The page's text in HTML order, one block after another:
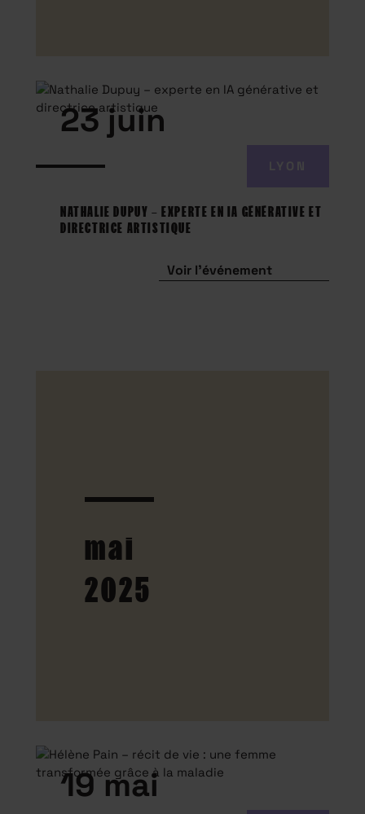
23 juin
NATHALIE DUPUY – EXPERTE EN IA GÉNÉRATIVE ET
DIRECTRICE ARTISTIQUE
Voir l'événement
mai
2025
19 mai